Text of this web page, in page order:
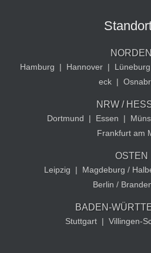
NORDEN
Hamburg | Hannover | Lüneburg
eck |
NRW /
Dortmund | Essen |
Frankfurt am
OSTEN
Leipzig | Magdeburg /
Berlin /
BADEN-
Stuttgart | Villingen-